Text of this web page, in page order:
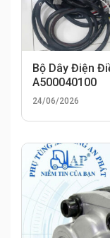
Bộ Dây Điện
A500040100
24/06/2026